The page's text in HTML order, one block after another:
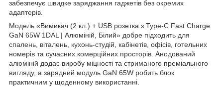
забезпечує швидке заряджання гаджетів без окремих
адаптерів.
Модель «Вимикач (2 кл.) + USB розетка з Type-C Fast Charge
GaN 65W 1DAL | Алюміній, Білий» добре підходить для
спалень, віталень, кухонь-студій, кабінетів, офісів, готельних
номерів та сучасних комерційних просторів. Анодований
алюміній додає виробу міцності та стриманого преміального
вигляду, а зарядний модуль GaN 65W робить блок
практичним у щоденному використанні.